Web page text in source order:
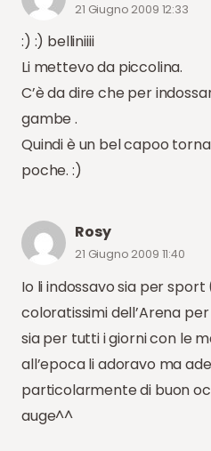
21 Giugno 2009 12:33
:) :) belliniiii
Li mettevo da piccolina.
C’è da dire che per
gambe .
Quindi è un bel capoo
poche. :)
Rosy
21 Giugno 2009 11:40
Io li indossavo sia per sport
coloratissimi dell’Arena
sia per tutti i giorni con le
all’epoca li adoravo ma
particolarmente di buon
auge^^